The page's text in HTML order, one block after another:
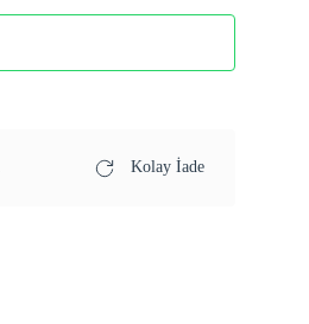
Kolay İade